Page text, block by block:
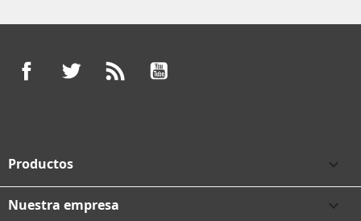
FacebookTwitter
Productos 
Nuestra empresa 